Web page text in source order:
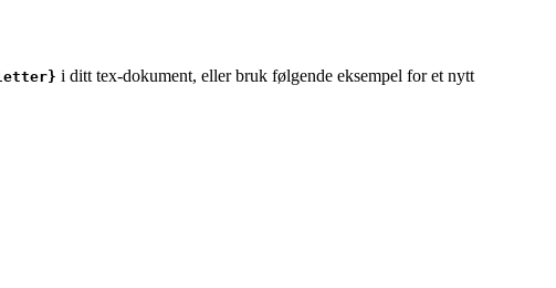
i ditt tex-dokument, eller bruk følgende eksempel for et nytt